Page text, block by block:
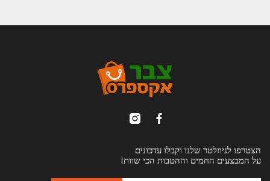
הצטרפו לניוזלטר שלנו וקבלו עדכונים
על המבצעים החמים וההטבות הכי שוות!